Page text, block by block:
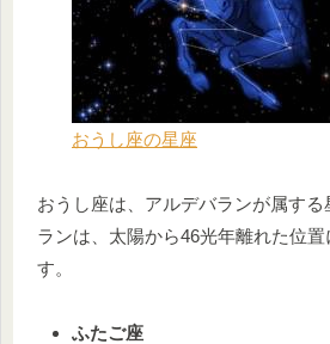
おうし座の星座
おうし座は、アルデバランが属す
ランは、太陽から46光年離れた位
す。
ふたご座